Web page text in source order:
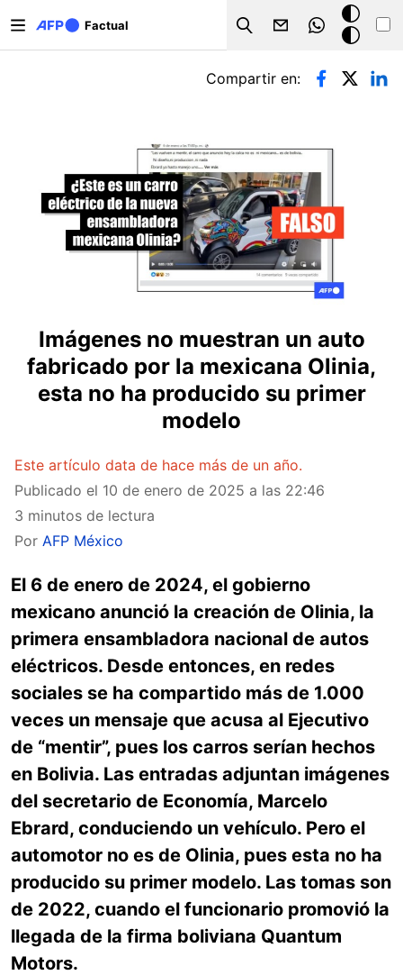
Factual
Search
Modo
oscuro
Solapas principales
Compartir en:
Imágenes no muestran un auto
fabricado por la mexicana Olinia,
esta no ha producido su primer
modelo
Este artículo data de hace más de un año.
Publicado el 10 de enero de 2025 a las 22:46
3 minutos de lectura
Por AFP México
El 6 de enero de 2024, el gobierno
mexicano anunció la creación de Olinia, la
primera ensambladora nacional de autos
eléctricos. Desde entonces, en redes
sociales se ha compartido más de 1.000
veces un mensaje que acusa al Ejecutivo
de “mentir”, pues los carros serían hechos
en Bolivia. Las entradas adjuntan imágenes
del secretario de Economía, Marcelo
Ebrard, conduciendo un vehículo. Pero el
automotor no es de Olinia, pues esta no ha
producido su primer modelo. Las tomas son
de 2022, cuando el funcionario promovió la
llegada de la firma boliviana Quantum
Motors.